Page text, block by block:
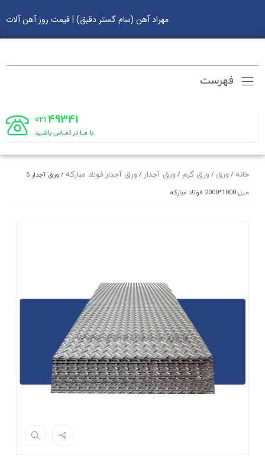
مهراد آهن (سام گستر دقیق) | قیمت روز آهن آلات
فهرست
49341
021
با مـا در تمـاس باشـید
خانه / ورق / ورق گرم / ورق آجدار / ورق آجدار فولاد مبارکه
/ ورق آجدار 5
میل 1000*2000 فولاد مبارکه